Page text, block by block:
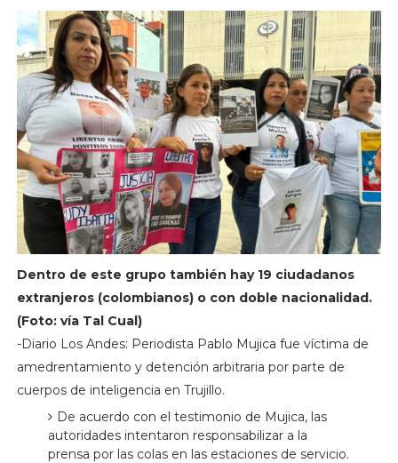
Dentro de este grupo también hay 19 ciudadanos
extranjeros (colombianos) o con doble nacionalidad.
(Foto: vía Tal Cual)
-Diario Los Andes: Periodista Pablo Mujica fue víctima de
amedrentamiento y detención arbitraria por parte de
cuerpos de inteligencia en Trujillo.
De acuerdo con el testimonio de Mujica, las
autoridades intentaron responsabilizar a la
prensa por las colas en las estaciones de servicio.